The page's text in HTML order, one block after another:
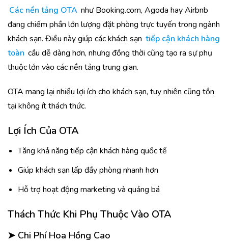
Các nền tảng OTA như Booking.com, Agoda hay Airbnb
đang chiếm phần lớn lượng đặt phòng trực tuyến trong ngành
khách sạn. Điều này giúp các khách sạn tiếp cận khách hàng
toàn cầu dễ dàng hơn, nhưng đồng thời cũng tạo ra sự phụ
thuộc lớn vào các nền tảng trung gian.
OTA mang lại nhiều lợi ích cho khách sạn, tuy nhiên cũng tồn
tại không ít thách thức.
Lợi Ích Của OTA
Tăng khả năng tiếp cận khách hàng quốc tế
Giúp khách sạn lấp đầy phòng nhanh hơn
Hỗ trợ hoạt động marketing và quảng bá
Thách Thức Khi Phụ Thuộc Vào OTA
➤ Chi Phí Hoa Hồng Cao